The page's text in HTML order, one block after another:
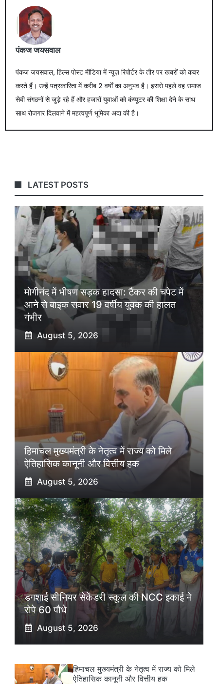
पंकज जयसवाल
पंकज जयसवाल, हिल्स पोस्ट मीडिया में न्यूज़ रिपोर्टर के तौर पर खबरों को कवर
करते हैं। उन्हें पत्रकारिता में करीब 2 वर्षों का अनुभव है। इससे पहले वह समाज
सेवी संगठनों से जुड़े रहे हैं और हजारों युवाओं को कंप्यूटर की शिक्षा देने के साथ
साथ रोजगार दिलवाने में महत्वपूर्ण भूमिका अदा की है।
LATEST POSTS
मोगीनंद में भीषण सड़क हादसा: टैंकर की चपेट में
आने से बाइक सवार 19 वर्षीय युवक की हालत
गंभीर
August 5, 2026
हिमाचल मुख्यमंत्री के नेतृत्व में राज्य को मिले
ऐतिहासिक कानूनी और वित्तीय हक
August 5, 2026
डगशाई सीनियर सेकेंडरी स्कूल की NCC इकाई ने
रोपे 60 पौधे
August 5, 2026
हिमाचल मुख्यमंत्री के नेतृत्व में राज्य को मिले
ऐतिहासिक कानूनी और वित्तीय हक